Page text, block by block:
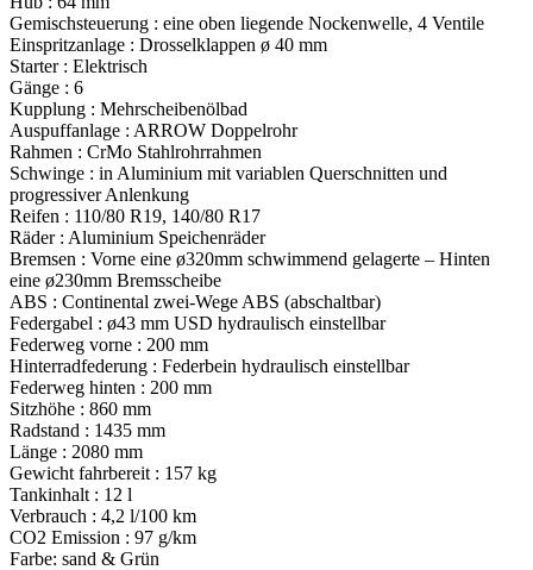
Gemischsteuerung : eine oben liegende Nockenwelle, 4 Ventile
Einspritzanlage : Drosselklappen ø 40 mm
Starter : Elektrisch
Gänge : 6
Kupplung : Mehrscheibenölbad
Auspuffanlage : ARROW Doppelrohr
Rahmen : CrMo Stahlrohrrahmen
Schwinge : in Aluminium mit variablen Querschnitten und
progressiver Anlenkung
Reifen : 110/80 R19, 140/80 R17
Räder : Aluminium Speichenräder
Bremsen : Vorne eine ø320mm schwimmend gelagerte – Hinten
eine ø230mm Bremsscheibe
ABS : Continental zwei-Wege ABS (abschaltbar)
Federgabel : ø43 mm USD hydraulisch einstellbar
Federweg vorne : 200 mm
Hinterradfederung : Federbein hydraulisch einstellbar
Federweg hinten : 200 mm
Sitzhöhe : 860 mm
Radstand : 1435 mm
Länge : 2080 mm
Gewicht fahrbereit : 157 kg
Tankinhalt : 12 l
Verbrauch : 4,2 l/100 km
CO2 Emission : 97 g/km
Farbe: sand & Grün